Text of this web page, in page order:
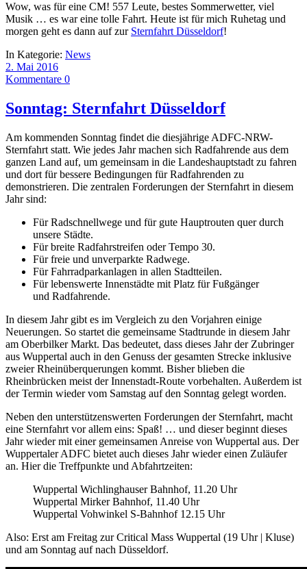
Wow, was für eine CM! 557 Leute, bestes Sommerwetter, viel
Musik … es war eine tolle Fahrt. Heute ist für mich Ruhetag und
morgen geht es dann auf zur Sternfahrt Düsseldorf!
In Kategorie: News
2. Mai 2016
Kommentare 0
Sonntag: Sternfahrt Düsseldorf
Am kommenden Sonntag findet die diesjährige ADFC-NRW-
Sternfahrt statt. Wie jedes Jahr machen sich Radfahrende aus dem
ganzen Land auf, um gemeinsam in die Landeshauptstadt zu fahren
und dort für bessere Bedingungen für Radfahrenden zu
demonstrieren. Die zentralen Forderungen der Sternfahrt in diesem
Jahr sind:
Für Radschnellwege und für gute Hauptrouten quer durch
unsere Städte.
Für breite Radfahrstreifen oder Tempo 30.
Für freie und unverparkte Radwege.
Für Fahrradparkanlagen in allen Stadtteilen.
Für lebenswerte Innenstädte mit Platz für Fußgänger
und Radfahrende.
In diesem Jahr gibt es im Vergleich zu den Vorjahren einige
Neuerungen. So startet die gemeinsame Stadtrunde in diesem Jahr
am Oberbilker Markt. Das bedeutet, dass dieses Jahr der Zubringer
aus Wuppertal auch in den Genuss der gesamten Strecke inklusive
zweier Rheinüberquerungen kommt. Bisher blieben die
Rheinbrücken meist der Innenstadt-Route vorbehalten. Außerdem ist
der Termin wieder vom Samstag auf den Sonntag gelegt worden.
Neben den unterstützenswerten Forderungen der Sternfahrt, macht
eine Sternfahrt vor allem eins: Spaß! … und dieser beginnt dieses
Jahr wieder mit einer gemeinsamen Anreise von Wuppertal aus. Der
Wuppertaler ADFC bietet auch dieses Jahr wieder einen Zuläufer
an. Hier die Treffpunkte und Abfahrtzeiten:
Wuppertal Wichlinghauser Bahnhof, 11.20 Uhr
Wuppertal Mirker Bahnhof, 11.40 Uhr
Wuppertal Vohwinkel S-Bahnhof 12.15 Uhr
Also: Erst am Freitag zur Critical Mass Wuppertal (19 Uhr | Kluse)
und am Sonntag auf nach Düsseldorf.